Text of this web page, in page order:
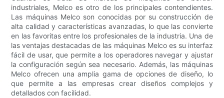
industriales, Melco es otro de los principales contendientes.
Las máquinas Melco son conocidas por su construcción de
alta calidad y características avanzadas, lo que las convierte
en las favoritas entre los profesionales de la industria. Una de
las ventajas destacadas de las máquinas Melco es su interfaz
fácil de usar, que permite a los operadores navegar y ajustar
la configuración según sea necesario. Además, las máquinas
Melco ofrecen una amplia gama de opciones de diseño, lo
que permite a las empresas crear diseños complejos y
detallados con facilidad.